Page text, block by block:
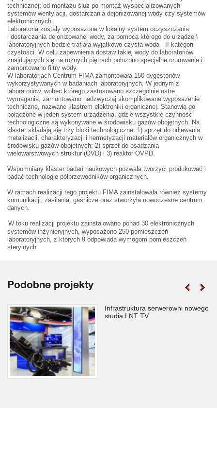
technicznej: od montażu śluz po montaż wyspecjalizowanych
systemów wentylacji, dostarczania dejonizowanej wody czy systemów
elektronicznych.
Laboratoria zostały wyposażone w lokalny system oczyszczania
i dostarczania dejonizowanej wody, za pomocą którego do urządzeń
laboratoryjnych będzie trafiała wyjątkowo czysta woda - II kategorii
czystości. W celu zapewnienia dostaw takiej wody do laboratoriów
znajdujących się na różnych piętrach położono specjalne orurowanie i
zamontowano filtry wody.
W laboratoriach Centrum FIMA zamontowała 150 dygestoriów
wykorzystywanych w badaniach laboratoryjnych. W jednym z
laboratoriów, wobec którego zastosowano szczególnie ostre
wymagania, zamontowano nadzwyczaj skomplikowane wyposażenie
techniczne, nazwane klastrem elektroniki organicznej. Stanowią go
połączone w jeden system urządzenia, gdzie wszystkie czynności
technologiczne są wykonywane w środowisku gazów obojętnych. Na
klaster składają się trzy bloki technologiczne: 1) sprzęt do odlewania,
metalizacji, charakteryzacji i hermetyzacji materiałów organicznych w
środowisku gazów obojętnych; 2) sprzęt do osadzania
wielowarstwowych struktur (OVD) i 3) reaktor OVPD.
Wspomniany klaster badań naukowych pozwala tworzyć, produkować i
badać technologie półprzewodników organicznych.
W ramach realizacji tego projektu FIMA zainstalowała również systemy
komunikacji, zasilania, gaśnicze oraz stworzyła nowoczesne centrum
danych.
W toku realizacji projektu zainstalowano ponad 30 elektronicznych
systemów inżynieryjnych, wyposażono 250 pomieszczeń
laboratoryjnych, z których 9 odpowiada wymogom pomieszczeń
sterylnych.
Podobne projekty
Infrastruktura serwerowni nowego
studia LNT TV